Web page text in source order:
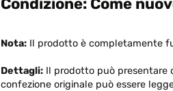
Condizione: Come
Nota: Il prodotto è completamente
Dettagli: Il prodotto può presentare
confezione originale può essere